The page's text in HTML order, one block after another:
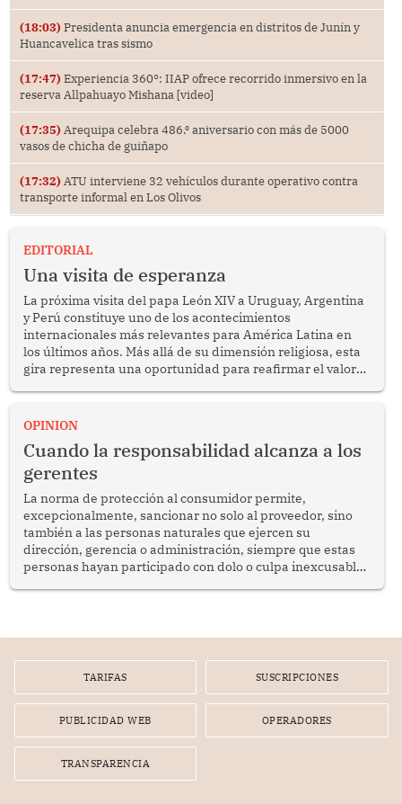
(18:03) Presidenta anuncia emergencia en distritos de Junín y
Huancavelica tras sismo
(17:47) Experiencia 360°: IIAP ofrece recorrido inmersivo en la
reserva Allpahuayo Mishana [video]
(17:35) Arequipa celebra 486.⁰ aniversario con más de 5000
vasos de chicha de guiñapo
(17:32) ATU interviene 32 vehículos durante operativo contra
transporte informal en Los Olivos
EDITORIAL
Una visita de esperanza
La próxima visita del papa León XIV a Uruguay, Argentina
y Perú constituye uno de los acontecimientos
internacionales más relevantes para América Latina en
los últimos años. Más allá de su dimensión religiosa, esta
gira representa una oportunidad para reafirmar el valor
enfrenta desafíos en materia de desarrollo, cohesión
OPINION
Cuando la responsabilidad alcanza a los
gerentes
La norma de protección al consumidor permite,
excepcionalmente, sancionar no solo al proveedor, sino
también a las personas naturales que ejercen su
dirección, gerencia o administración, siempre que estas
personas hayan participado con dolo o culpa inexcusable
por la frustrada realización de un meet and greet con
TARIFAS SUSCRIPCIONES
PUBLICIDAD WEB OPERADORES
TRANSPARENCIA